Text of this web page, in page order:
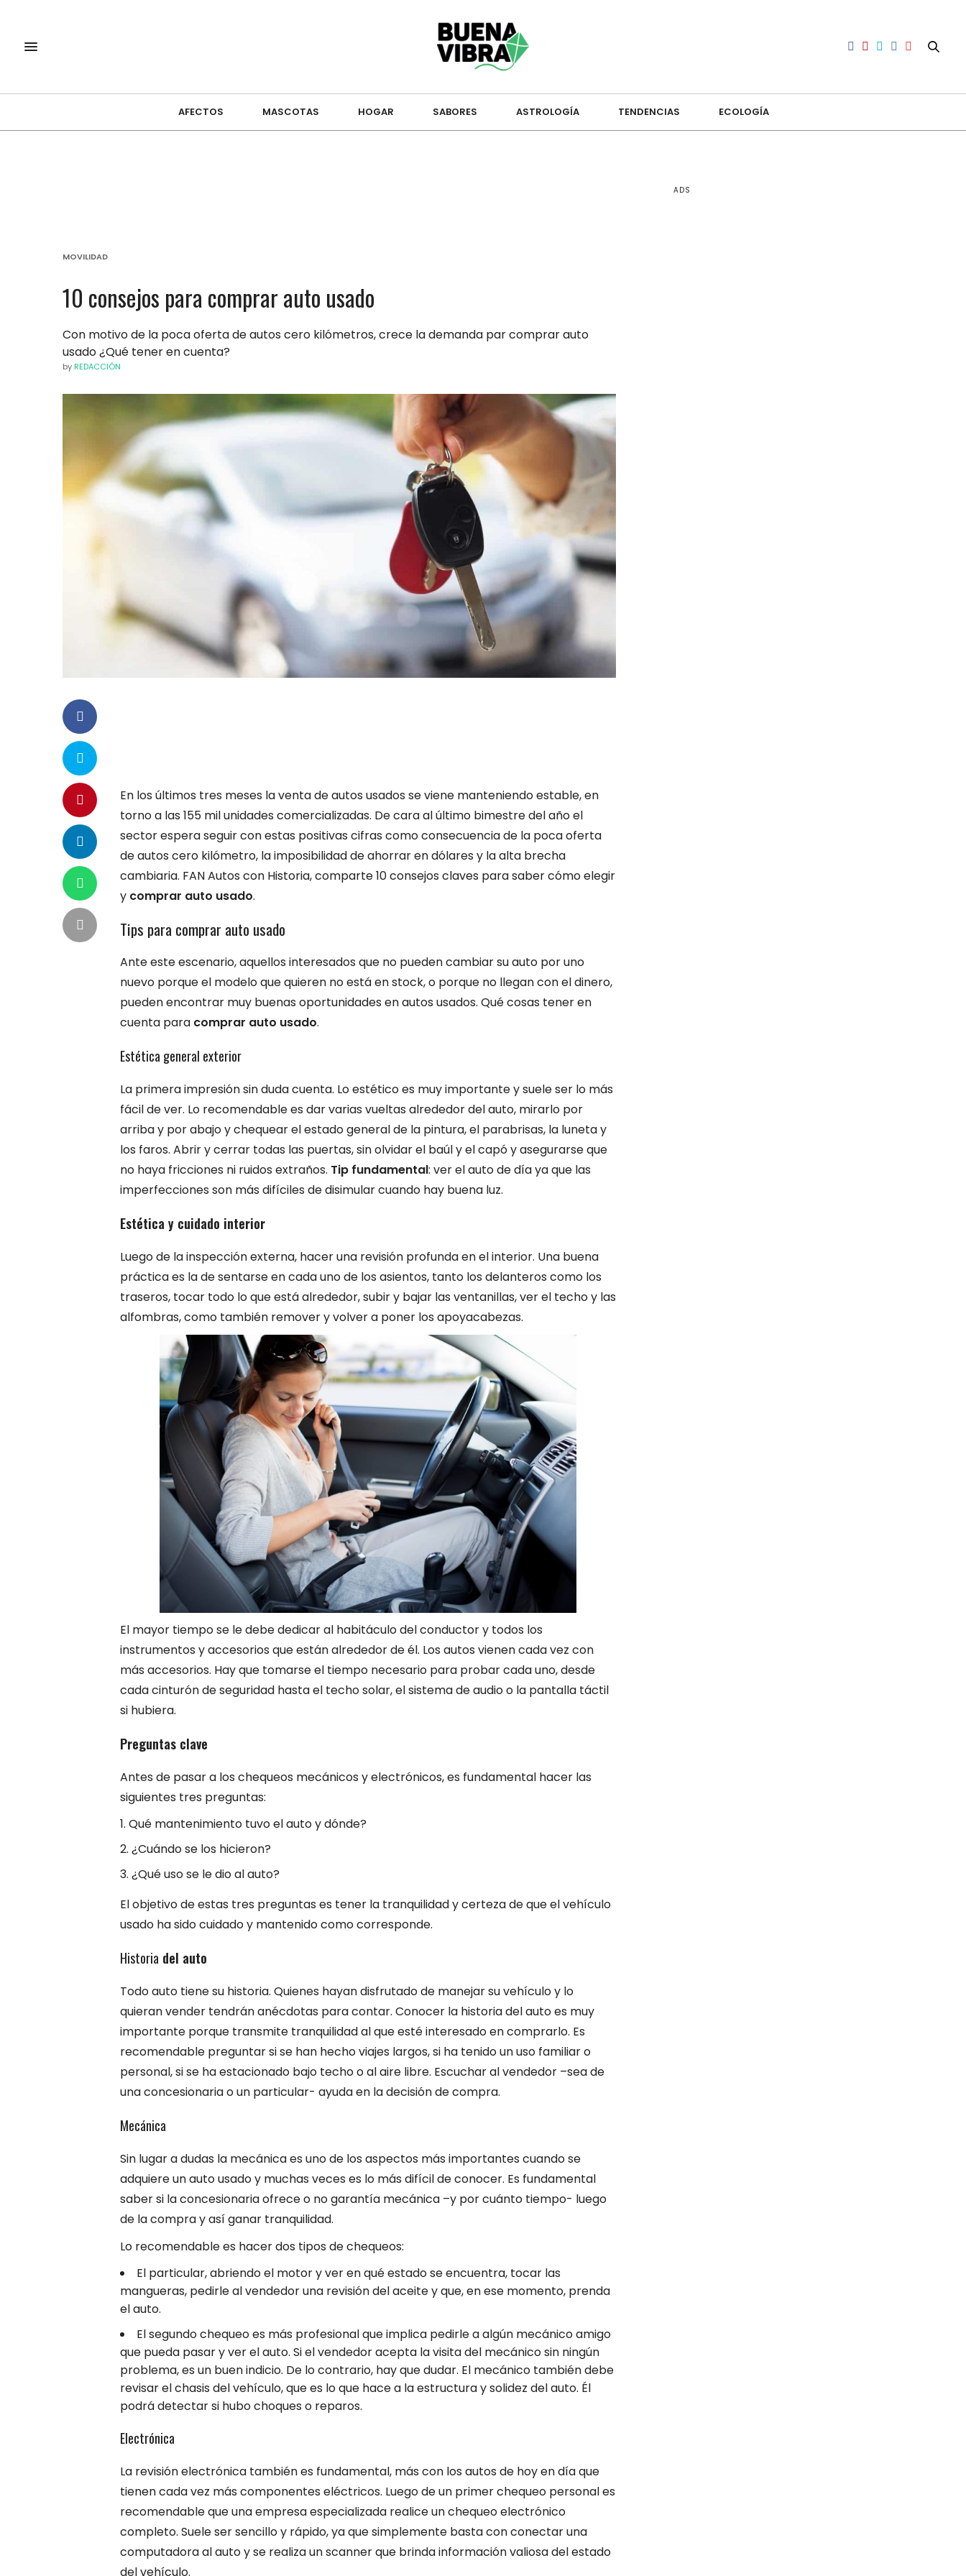
AFECTOS MASCOTAS HOGAR SABORES ASTROLOGÍA TENDENCIAS ECOLOGÍA
MOVILIDAD
10 consejos para comprar auto usado
Con motivo de la poca oferta de autos cero kilómetros, crece la demanda par comprar auto
usado ¿Qué tener en cuenta?
by REDACCIÓN
En los últimos tres meses la venta de autos usados se viene manteniendo estable, en
torno a las 155 mil unidades comercializadas. De cara al último bimestre del año el
sector espera seguir con estas positivas cifras como consecuencia de la poca oferta
de autos cero kilómetro, la imposibilidad de ahorrar en dólares y la alta brecha
cambiaria. FAN Autos con Historia, comparte 10 consejos claves para saber cómo elegir
y comprar auto usado.
Tips para comprar auto usado
Ante este escenario, aquellos interesados que no pueden cambiar su auto por uno
nuevo porque el modelo que quieren no está en stock, o porque no llegan con el dinero,
pueden encontrar muy buenas oportunidades en autos usados. Qué cosas tener en
cuenta para comprar auto usado.
Estética general exterior
La primera impresión sin duda cuenta. Lo estético es muy importante y suele ser lo más
fácil de ver. Lo recomendable es dar varias vueltas alrededor del auto, mirarlo por
arriba y por abajo y chequear el estado general de la pintura, el parabrisas, la luneta y
los faros. Abrir y cerrar todas las puertas, sin olvidar el baúl y el capó y asegurarse que
no haya fricciones ni ruidos extraños. Tip fundamental: ver el auto de día ya que las
imperfecciones son más difíciles de disimular cuando hay buena luz.
Estética y cuidado interior
Luego de la inspección externa, hacer una revisión profunda en el interior. Una buena
práctica es la de sentarse en cada uno de los asientos, tanto los delanteros como los
traseros, tocar todo lo que está alrededor, subir y bajar las ventanillas, ver el techo y las
alfombras, como también remover y volver a poner los apoyacabezas.
El mayor tiempo se le debe dedicar al habitáculo del conductor y todos los
instrumentos y accesorios que están alrededor de él. Los autos vienen cada vez con
más accesorios. Hay que tomarse el tiempo necesario para probar cada uno, desde
cada cinturón de seguridad hasta el techo solar, el sistema de audio o la pantalla táctil
si hubiera.
Preguntas clave
Antes de pasar a los chequeos mecánicos y electrónicos, es fundamental hacer las
siguientes tres preguntas:
Qué mantenimiento tuvo el auto y dónde?
¿Cuándo se los hicieron?
¿Qué uso se le dio al auto?
El objetivo de estas tres preguntas es tener la tranquilidad y certeza de que el vehículo
usado ha sido cuidado y mantenido como corresponde.
Historia del auto
Todo auto tiene su historia. Quienes hayan disfrutado de manejar su vehículo y lo
quieran vender tendrán anécdotas para contar. Conocer la historia del auto es muy
importante porque transmite tranquilidad al que esté interesado en comprarlo. Es
recomendable preguntar si se han hecho viajes largos, si ha tenido un uso familiar o
personal, si se ha estacionado bajo techo o al aire libre. Escuchar al vendedor –sea de
una concesionaria o un particular- ayuda en la decisión de compra.
Mecánica
Sin lugar a dudas la mecánica es uno de los aspectos más importantes cuando se
adquiere un auto usado y muchas veces es lo más difícil de conocer. Es fundamental
saber si la concesionaria ofrece o no garantía mecánica –y por cuánto tiempo- luego
de la compra y así ganar tranquilidad.
Lo recomendable es hacer dos tipos de chequeos:
El particular, abriendo el motor y ver en qué estado se encuentra, tocar las
mangueras, pedirle al vendedor una revisión del aceite y que, en ese momento, prenda
el auto.
El segundo chequeo es más profesional que implica pedirle a algún mecánico amigo
que pueda pasar y ver el auto. Si el vendedor acepta la visita del mecánico sin ningún
problema, es un buen indicio. De lo contrario, hay que dudar. El mecánico también debe
revisar el chasis del vehículo, que es lo que hace a la estructura y solidez del auto. Él
podrá detectar si hubo choques o reparos.
Electrónica
La revisión electrónica también es fundamental, más con los autos de hoy en día que
tienen cada vez más componentes eléctricos. Luego de un primer chequeo personal es
recomendable que una empresa especializada realice un chequeo electrónico
completo. Suele ser sencillo y rápido, ya que simplemente basta con conectar una
computadora al auto y se realiza un scanner que brinda información valiosa del estado
del vehículo.
ADS